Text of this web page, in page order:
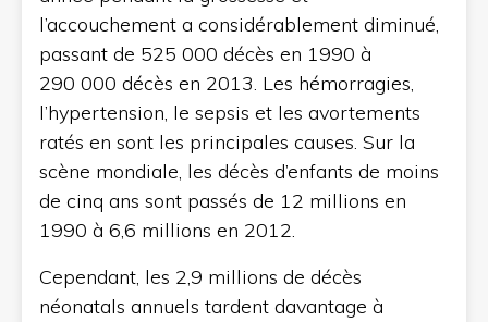
l’accouchement a considérablement diminué,
passant de 525 000 décès en 1990 à
290 000 décès en 2013. Les hémorragies,
l’hypertension, le sepsis et les avortements
ratés en sont les principales causes. Sur la
scène mondiale, les décès d’enfants de moins
de cinq ans sont passés de 12 millions en
1990 à 6,6 millions en 2012.
Cependant, les 2,9 millions de décès
néonatals annuels tardent davantage à